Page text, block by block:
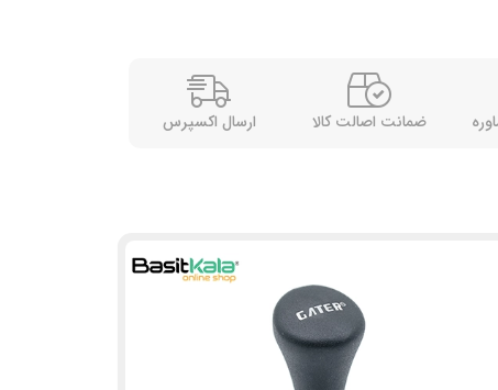
ضمانت اصالت کالا ارسال اکسپرس